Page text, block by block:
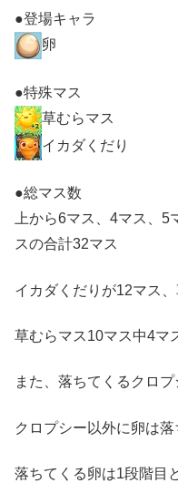
●登場キャラ
卵
●特殊マス
草むらマス
イカダくだり
●総マス数
上から6マス、4マス、
スの合計32マス
イカダくだりが12マス
草むらマス10マス中4マ
また、落ちてくるクロプ
クロプシー以外に卵は落
落ちてくる卵は1段階目